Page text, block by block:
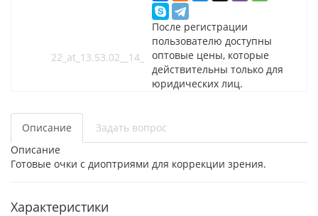
После регистрации
пользователю доступны
оптовые цены, которые
действительны только для
юридических лиц.
Описание
Задать вопрос
Описание
Готовые очки с диоптриями для коррекции зрения.
Характеристики